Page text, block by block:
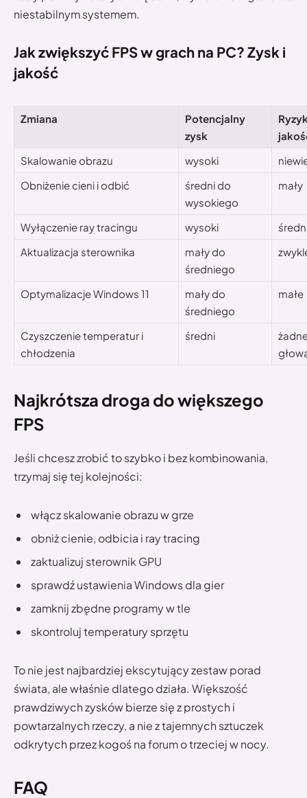
niestabilnym systemem.
Jak zwiększyć FPS w grach na PC? Zysk i
jakość
Zmiana
Potencjalny
zysk
Skalowanie obrazu
wysoki
Obniżenie cieni i odbić
średni do
wysokiego
mały
Wyłączenie ray tracingu wysoki
Aktualizacja sterownika
mały do
średniego
Optymalizacje Windows 11
mały do
średniego
małe
Czyszczenie temperatur i
chłodzenia
średni
Najkrótsza droga do większego
FPS
Jeśli chcesz zrobić to szybko i bez kombinowania,
trzymaj się tej kolejności:
włącz skalowanie obrazu w grze
obniż cienie, odbicia i ray tracing
zaktualizuj sterownik GPU
sprawdź ustawienia Windows dla gier
zamknij zbędne programy w tle
skontroluj temperatury sprzętu
To nie jest najbardziej ekscytujący zestaw porad
świata, ale właśnie dlatego działa. Większość
prawdziwych zysków bierze się z prostych i
powtarzalnych rzeczy, a nie z tajemnych sztuczek
odkrytych przez kogoś na forum o trzeciej w nocy.
FAQ